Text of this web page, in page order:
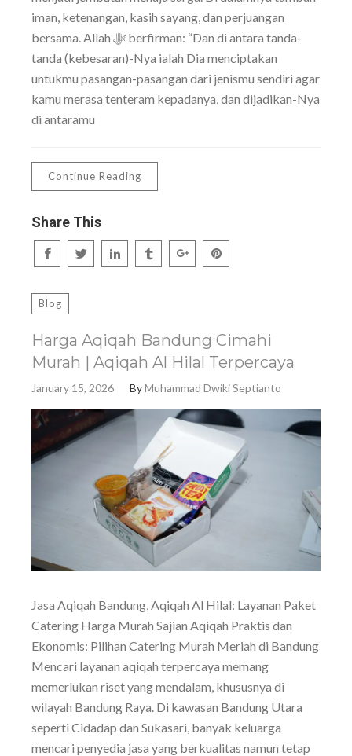
iman, ketenangan, kasih sayang, dan perjuangan
bersama. Allah ﷻ berfirman: “Dan di antara tanda-
tanda (kebesaran)-Nya ialah Dia menciptakan
untukmu pasangan-pasangan dari jenismu sendiri agar
kamu merasa tenteram kepadanya, dan dijadikan-Nya
di antaramu
Continue Reading
Share This
Blog
Harga Aqiqah Bandung Cimahi
Murah | Aqiqah Al Hilal Terpercaya
January 15, 2026 ByMuhammad Dwiki Septianto
Jasa Aqiqah Bandung, Aqiqah Al Hilal: Layanan Paket
Catering Harga Murah Sajian Aqiqah Praktis dan
Ekonomis: Pilihan Catering Murah Meriah di Bandung
Mencari layanan aqiqah terpercaya memang
memerlukan riset yang mendalam, khususnya di
wilayah Bandung Raya. Di kawasan Bandung Utara
seperti Cidadap dan Sukasari, banyak keluarga
mencari penyedia jasa yang berkualitas namun tetap